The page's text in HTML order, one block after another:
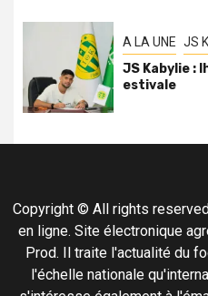
A LA UNE JS
JS Kabylie :
estivale
Copyright © All rights
en ligne. Site électronique
Prod. Il traite l'actualité du
l'échelle nationale